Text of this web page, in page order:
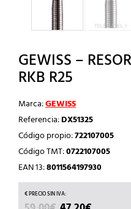
GEWISS –
RKB R25
Marca:GEWISS
Referencia:DX51325
Código propio:722107005
Código TMT:0722107005
EAN 13:8011564197930